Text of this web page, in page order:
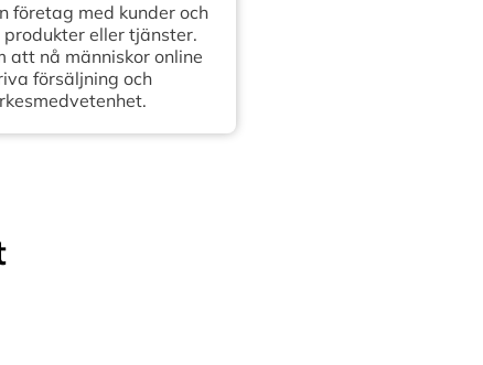
företag med kunder och
eller tjänster.
att nå människor online
försäljning och